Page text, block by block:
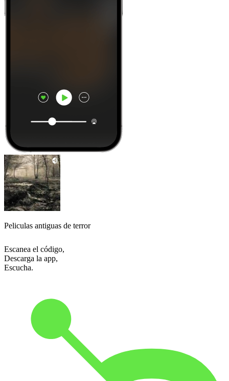
Peliculas antiguas de terror
Escanea el código,
Descarga la app,
Escucha.